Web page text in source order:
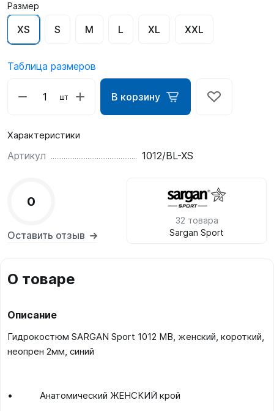
Размер
XS S M L XL XXL
Таблица размеров
шт В корзину
Характеристики
Артикул 1012/BL-XS
0
Оставить отзыв
32 товара
Sargan Sport
О товаре
Описание
Гидрокостюм SARGAN Sport 1012 MB, женский, короткий,
неопрен 2мм, синий
• Анатомический ЖЕНСКИЙ крой